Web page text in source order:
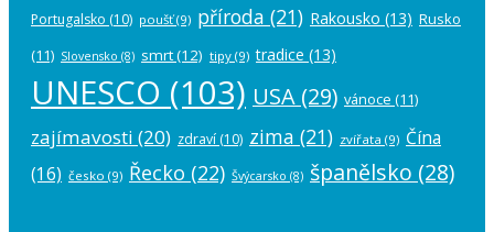
Portugalsko (10) poušť(9) příroda (21) Rakousko (13) Rusko
(11) Slovensko (8) smrt(12) tipy (9) tradice (13)
UNESCO (103) USA (29) vánoce (11)
zajímavosti (20) zdraví (10) zima (21) zvířata (9) Čína
(16) česko (9) Řecko (22) Švýcarsko (8) španělsko (28)